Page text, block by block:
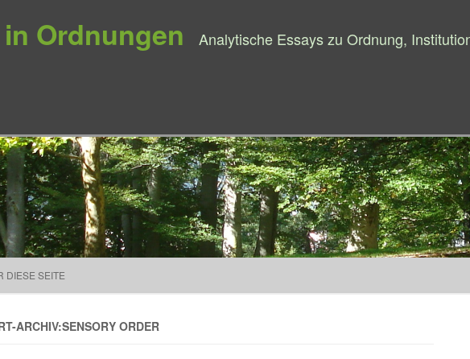
Ordnungen Analytische Essays zu Ordnung,
DIESE SEITE
ARCHIV:SENSORY ORDER